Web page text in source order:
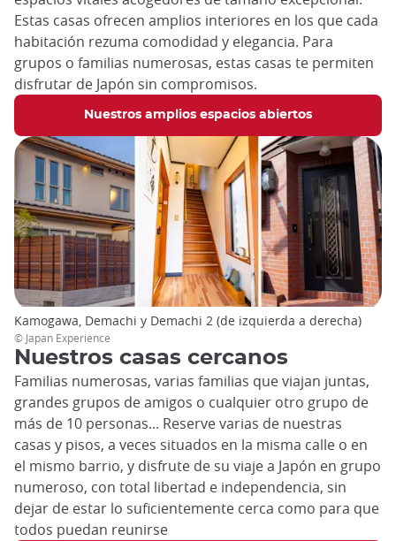
Estas casas ofrecen amplios interiores en los que cada
habitación rezuma comodidad y elegancia. Para
grupos o familias numerosas, estas casas te permiten
disfrutar de Japón sin compromisos.
Nuestros amplios espacios abiertos
Nuestros casas cercanos
Familias numerosas, varias familias que viajan juntas,
grandes grupos de amigos o cualquier otro grupo de
más de 10 personas... Reserve varias de nuestras
casas y pisos, a veces situados en la misma calle o en
el mismo barrio, y disfrute de su viaje a Japón en grupo
numeroso, con total libertad e independencia, sin
dejar de estar lo suficientemente cerca como para que
todos puedan reunirse
Kamogawa, Demachi y Demachi 2 (de izquierda a derecha)
© Japan Experience